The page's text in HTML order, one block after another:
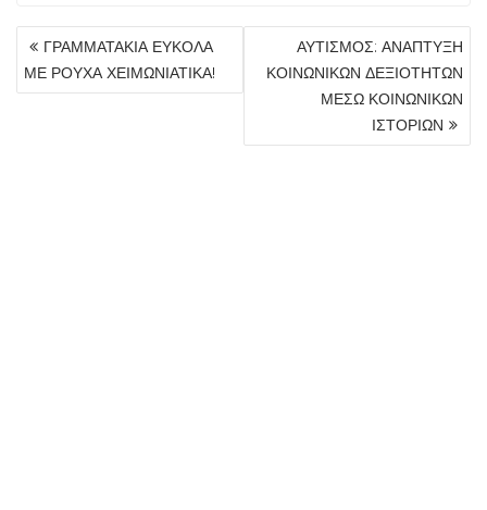
ΠΛΟΉΓΗΣΗ
ΆΡΘΡΩΝ
ΓΡΑΜΜΑΤΑΚΙΑ ΕΥΚΟΛΑ
ΜΕ ΡΟΥΧΑ ΧΕΙΜΩΝΙΑΤΙΚΑ!
ΑΥΤΙΣΜΟΣ: ΑΝΑΠΤΥΞΗ
ΚΟΙΝΩΝΙΚΩΝ ΔΕΞΙΟΤΗΤΩΝ
ΜΕΣΩ ΚΟΙΝΩΝΙΚΩΝ
ΙΣΤΟΡΙΩΝ